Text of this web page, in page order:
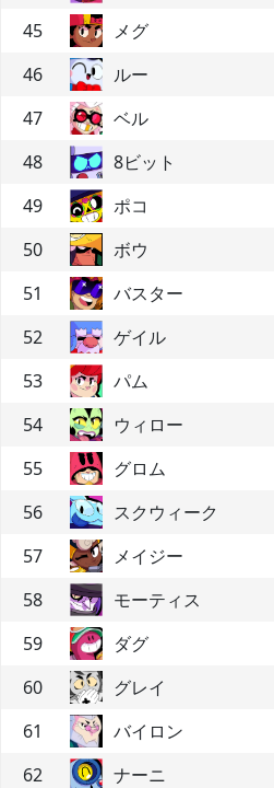
45
メグ
46
ルー
47
ベル
48
8ビット
49
ポコ
50
ボウ
51
バスター
52
ゲイル
53
パム
54
ウィロー
55
グロム
56
スクウィーク
57
メイジー
58
モーティス
59
ダグ
60
グレイ
61
バイロン
62
ナーニ